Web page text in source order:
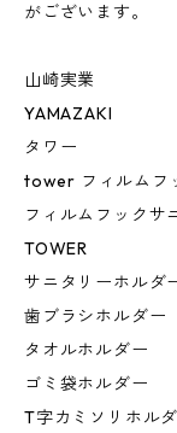
がございます。
山崎実業
YAMAZAKI
タワー
tower フィルムフ
フィルムフックサ
TOWER
サニタリーホルダ
歯ブラシホルダー
タオルホルダー
ゴミ袋ホルダー
T字カミソリホル